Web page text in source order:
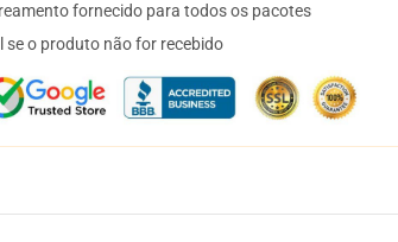
fornecido para todos os pacotes
se o produto não for recebido